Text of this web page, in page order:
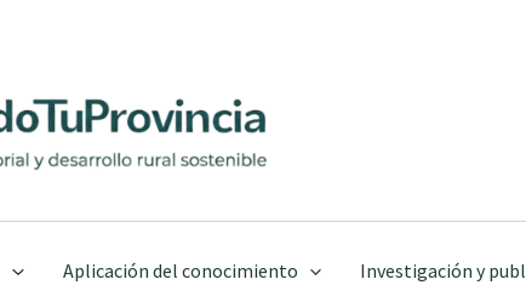
Aplicación del conocimiento Investigación y